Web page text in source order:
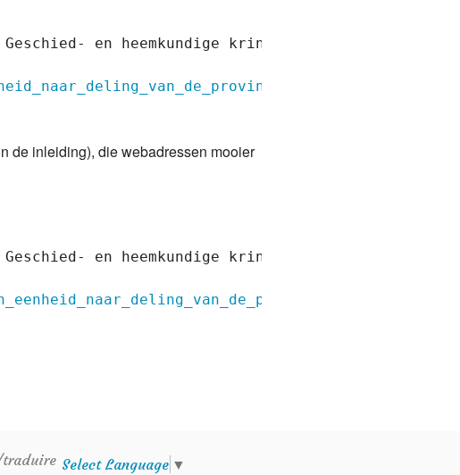
en heemkundige kring "Het Land van
de inleiding), die webadressen mooier
en heemkundige kring "Het Land van
traduire Select Language ▼